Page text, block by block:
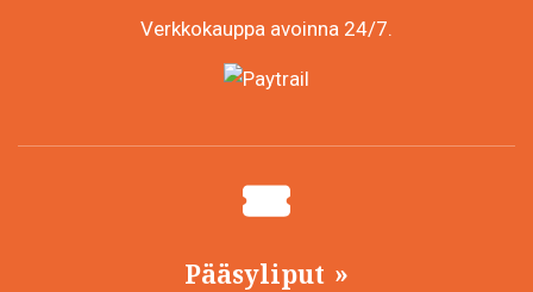
Verkkokauppa avoinna 24/7.
Pääsyliput